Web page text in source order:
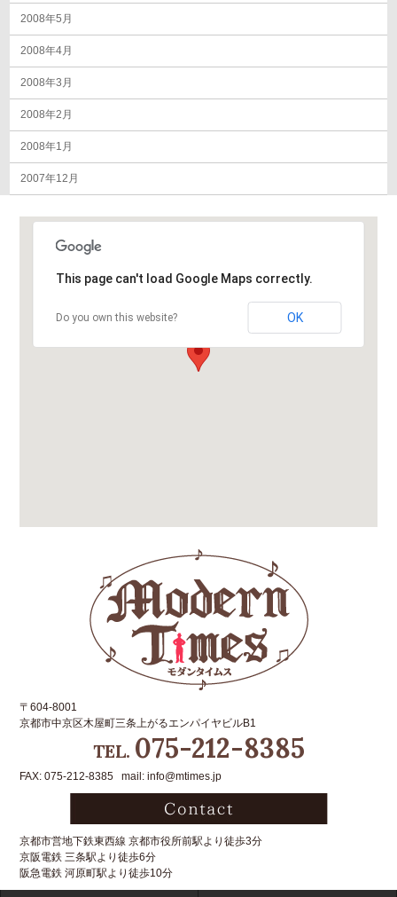
2008年5月
2008年4月
2008年3月
2008年2月
2008年1月
2007年12月
This page can't load Google Maps correctly.
Do you own this website? OK
〒604-8001
京都市中京区木屋町三条上がるエンパイヤビルB1
TEL. 075-212-8385
FAX: 075-212-8385 mail: info@mtimes.jp
京都市営地下鉄東西線 京都市役所前駅より徒歩3分
京阪電鉄 三条駅より徒歩6分
阪急電鉄 河原町駅より徒歩10分